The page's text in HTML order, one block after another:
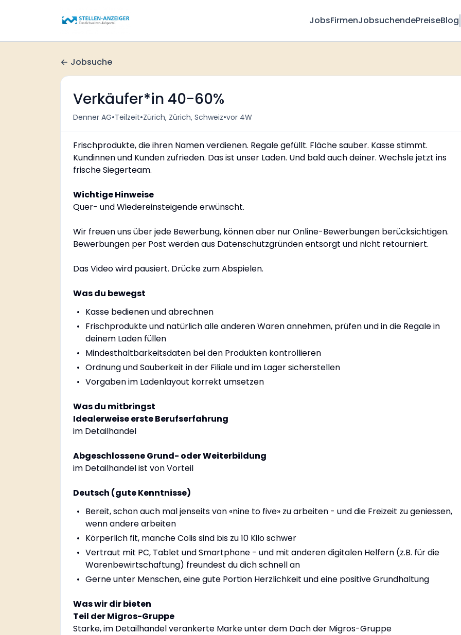
JobsFirmenJobsuchendePreiseBlog
Jobsuche
Verkäufer*in 40-60%
Denner AG•Teilzeit•Zürich, Zürich, Schweiz•vor 4W
Frischprodukte, die ihren Namen verdienen. Regale gefüllt. Fläche sauber. Kasse stimmt.
Kundinnen und Kunden zufrieden. Das ist unser Laden. Und bald auch deiner. Wechsle jetzt ins
frische Siegerteam.
Wichtige Hinweise
Quer- und Wiedereinsteigende erwünscht.
Wir freuen uns über jede Bewerbung, können aber nur Online-Bewerbungen berücksichtigen.
Bewerbungen per Post werden aus Datenschutzgründen entsorgt und nicht retourniert.
Das Video wird pausiert. Drücke zum Abspielen.
Was du bewegst
Kasse bedienen und abrechnen
Frischprodukte und natürlich alle anderen Waren annehmen, prüfen und in die Regale in
deinem Laden füllen
Mindesthaltbarkeitsdaten bei den Produkten kontrollieren
Ordnung und Sauberkeit in der Filiale und im Lager sicherstellen
Vorgaben im Ladenlayout korrekt umsetzen
Was du mitbringst
Idealerweise erste Berufserfahrung
im Detailhandel
Abgeschlossene Grund- oder Weiterbildung
im Detailhandel ist von Vorteil
Deutsch (gute Kenntnisse)
Bereit, schon auch mal jenseits von «nine to five» zu arbeiten - und die Freizeit zu geniessen,
wenn andere arbeiten
Körperlich fit, manche Colis sind bis zu 10 Kilo schwer
Vertraut mit PC, Tablet und Smartphone - und mit anderen digitalen Helfern (z.B. für die
Warenbewirtschaftung) freundest du dich schnell an
Gerne unter Menschen, eine gute Portion Herzlichkeit und eine positive Grundhaltung
Was wir dir bieten
Teil der Migros-Gruppe
Starke, im Detailhandel verankerte Marke unter dem Dach der Migros-Gruppe